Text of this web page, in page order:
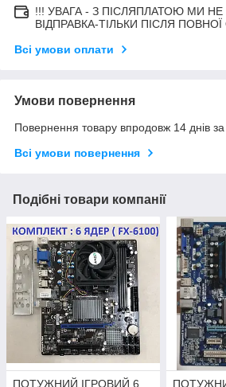
!!! УВАГА - З ПІСЛЯПЛАТОЮ МИ
ВІДПРАВКА-ТІЛЬКИ ПІСЛЯ
Всі умови оплати
Умови повернення
Повернення товару впродовж 14 днів
Всі умови повернення
Подібні товари компанії
ПОТУЖНИЙ ІГРОВИЙ 6